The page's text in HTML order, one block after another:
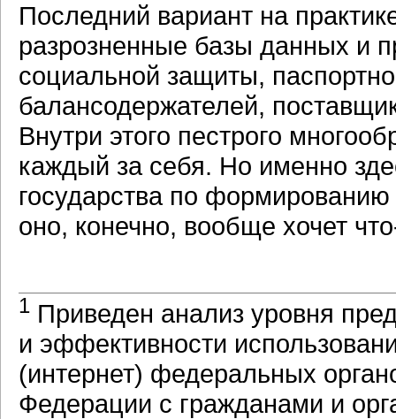
Последний вариант на
разрозненные базы данных и
социальной защиты,
балансодержателей,
Внутри этого пестрого
каждый за себя. Но именно
государства по
оно, конечно, вообще хочет
1 Приведен анализ уровня
и эффективности
(интернет) федеральных
Федерации с гражданами и